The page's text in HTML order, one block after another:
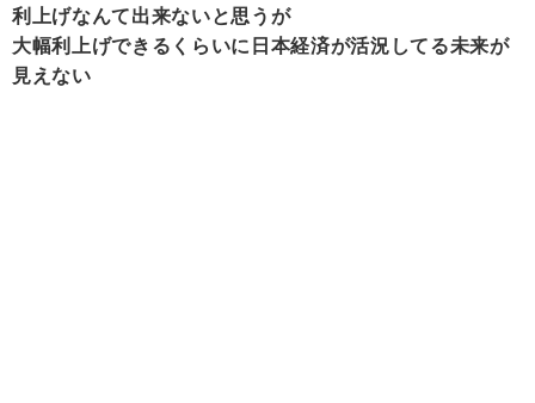
利上げなんて出来ないと思うが
大幅利上げできるくらいに日本経済が活況してる未来が
見えない